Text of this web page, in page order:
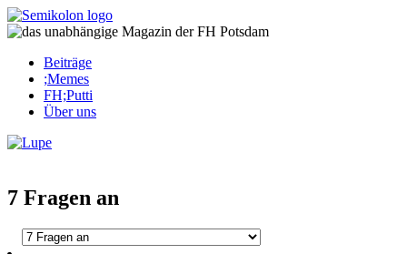
Skip
to
Beiträge
;Memes
FH;Putti
Über uns
7 Fragen an